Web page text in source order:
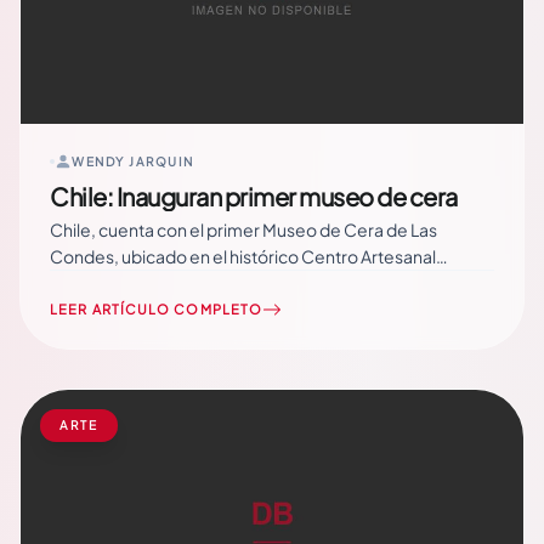
WENDY JARQUIN
Chile: Inauguran primer museo de cera
Chile, cuenta con el primer Museo de Cera de Las
Condes, ubicado en el histórico Centro Artesanal
medio de una controversia sobre sus dudosos aportes al
LEER ARTÍCULO COMPLETO
ARTE